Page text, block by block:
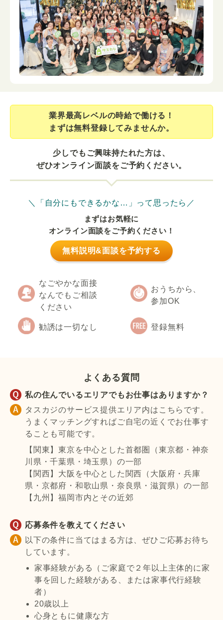
業界最⾼レベルの時給で働ける！
まずは無料登録してみませんか。
少しでもご興味持たれた方は、
ぜひオンライン面談をご予約ください。
＼「自分にもできるかな…」って思ったら／
まずはお気軽に
オンライン面談をご予約ください！
無料説明&面談を予約する
なごやかな面接
なんでもご相談
ください
おうちから、
参加OK
勧誘は一切なし 登録無料
よくある質問
私の住んでいるエリアでもお仕事はありますか？
タスカジのサービス提供エリア内はこちらです。
うまくマッチングすればご自宅の近くでお仕事す
ることも可能です。
【関東】東京を中心とした首都圏（東京都・神奈
川県・千葉県・埼玉県）の一部
【関西】大阪を中心とした関西（大阪府・兵庫
県・京都府・和歌山県・奈良県・滋賀県）の一部
【九州】福岡市内とその近郊
応募条件を教えてください
以下の条件に当てはまる方は、ぜひご応募お待ち
しています。
家事経験がある（ご家庭で２年以上主体的に家
事を回した経験がある、または家事代行経験
者）
20歳以上
心身ともに健康な方